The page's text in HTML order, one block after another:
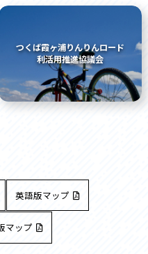
つくば霞ヶ浦りんりんロード
利活用推進協議会
英語版マップ
マップ